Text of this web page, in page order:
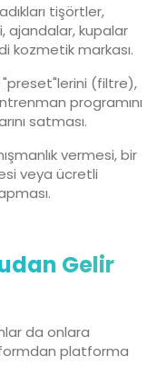
tişörtler,
ajandalar, kupalar
kozmetik markası.
"preset"lerini (filtre),
programını
satması.
vermesi, bir
veya ücretli
Gelir
da onlara
platforma